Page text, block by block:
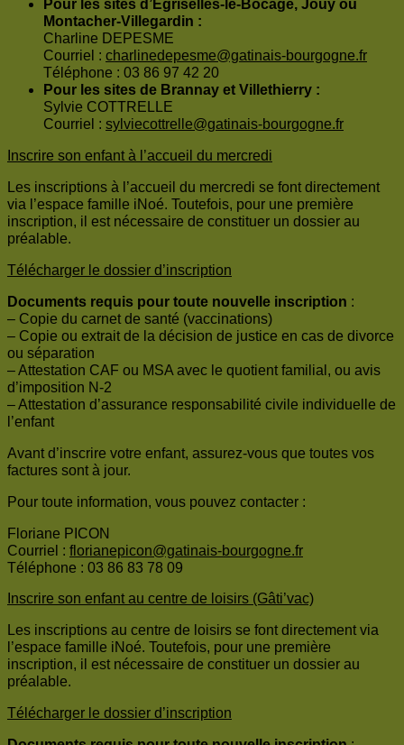
Pour les sites d’Égriselles-le-Bocage, Jouy ou
Montacher-Villegardin :
Charline DEPESME
Courriel : charlinedepesme@gatinais-bourgogne.fr
Téléphone : 03 86 97 42 20
Pour les sites de Brannay et Villethierry :
Sylvie COTTRELLE
Courriel : sylviecottrelle@gatinais-bourgogne.fr
Inscrire son enfant à l’accueil du mercredi
Les inscriptions à l’accueil du mercredi se font directement
via l’espace famille iNoé. Toutefois, pour une première
inscription, il est nécessaire de constituer un dossier au
préalable.
Télécharger le dossier d’inscription
Documents requis pour toute nouvelle inscription :
– Copie du carnet de santé (vaccinations)
– Copie ou extrait de la décision de justice en cas de divorce
ou séparation
– Attestation CAF ou MSA avec le quotient familial, ou avis
d’imposition N-2
– Attestation d’assurance responsabilité civile individuelle de
l’enfant
Avant d’inscrire votre enfant, assurez-vous que toutes vos
factures sont à jour.
Pour toute information, vous pouvez contacter :
Floriane PICON
Courriel : florianepicon@gatinais-bourgogne.fr
Téléphone : 03 86 83 78 09
Inscrire son enfant au centre de loisirs (Gâti’vac)
Les inscriptions au centre de loisirs se font directement via
l’espace famille iNoé. Toutefois, pour une première
inscription, il est nécessaire de constituer un dossier au
préalable.
Télécharger le dossier d’inscription